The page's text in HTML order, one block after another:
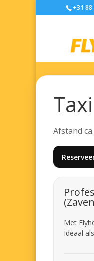
+31 88
Afstand
Met
Ideaal